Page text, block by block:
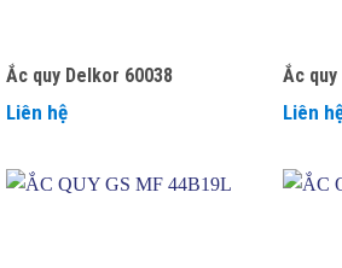
Ắc quy Delkor 60038
Liên hệ
Ắc quy
Liên